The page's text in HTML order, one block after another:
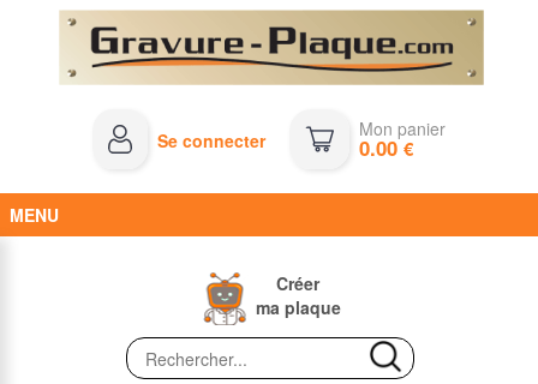
Se connecter Mon panier
0.00€
MENU
Créer
ma plaque